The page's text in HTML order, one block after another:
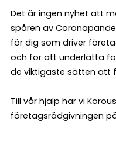
Det är ingen nyhet att
spåren av
för dig som driver
och för att underlätta
de viktigaste sätten att
Till vår hjälp har vi
företagsrådgivningen